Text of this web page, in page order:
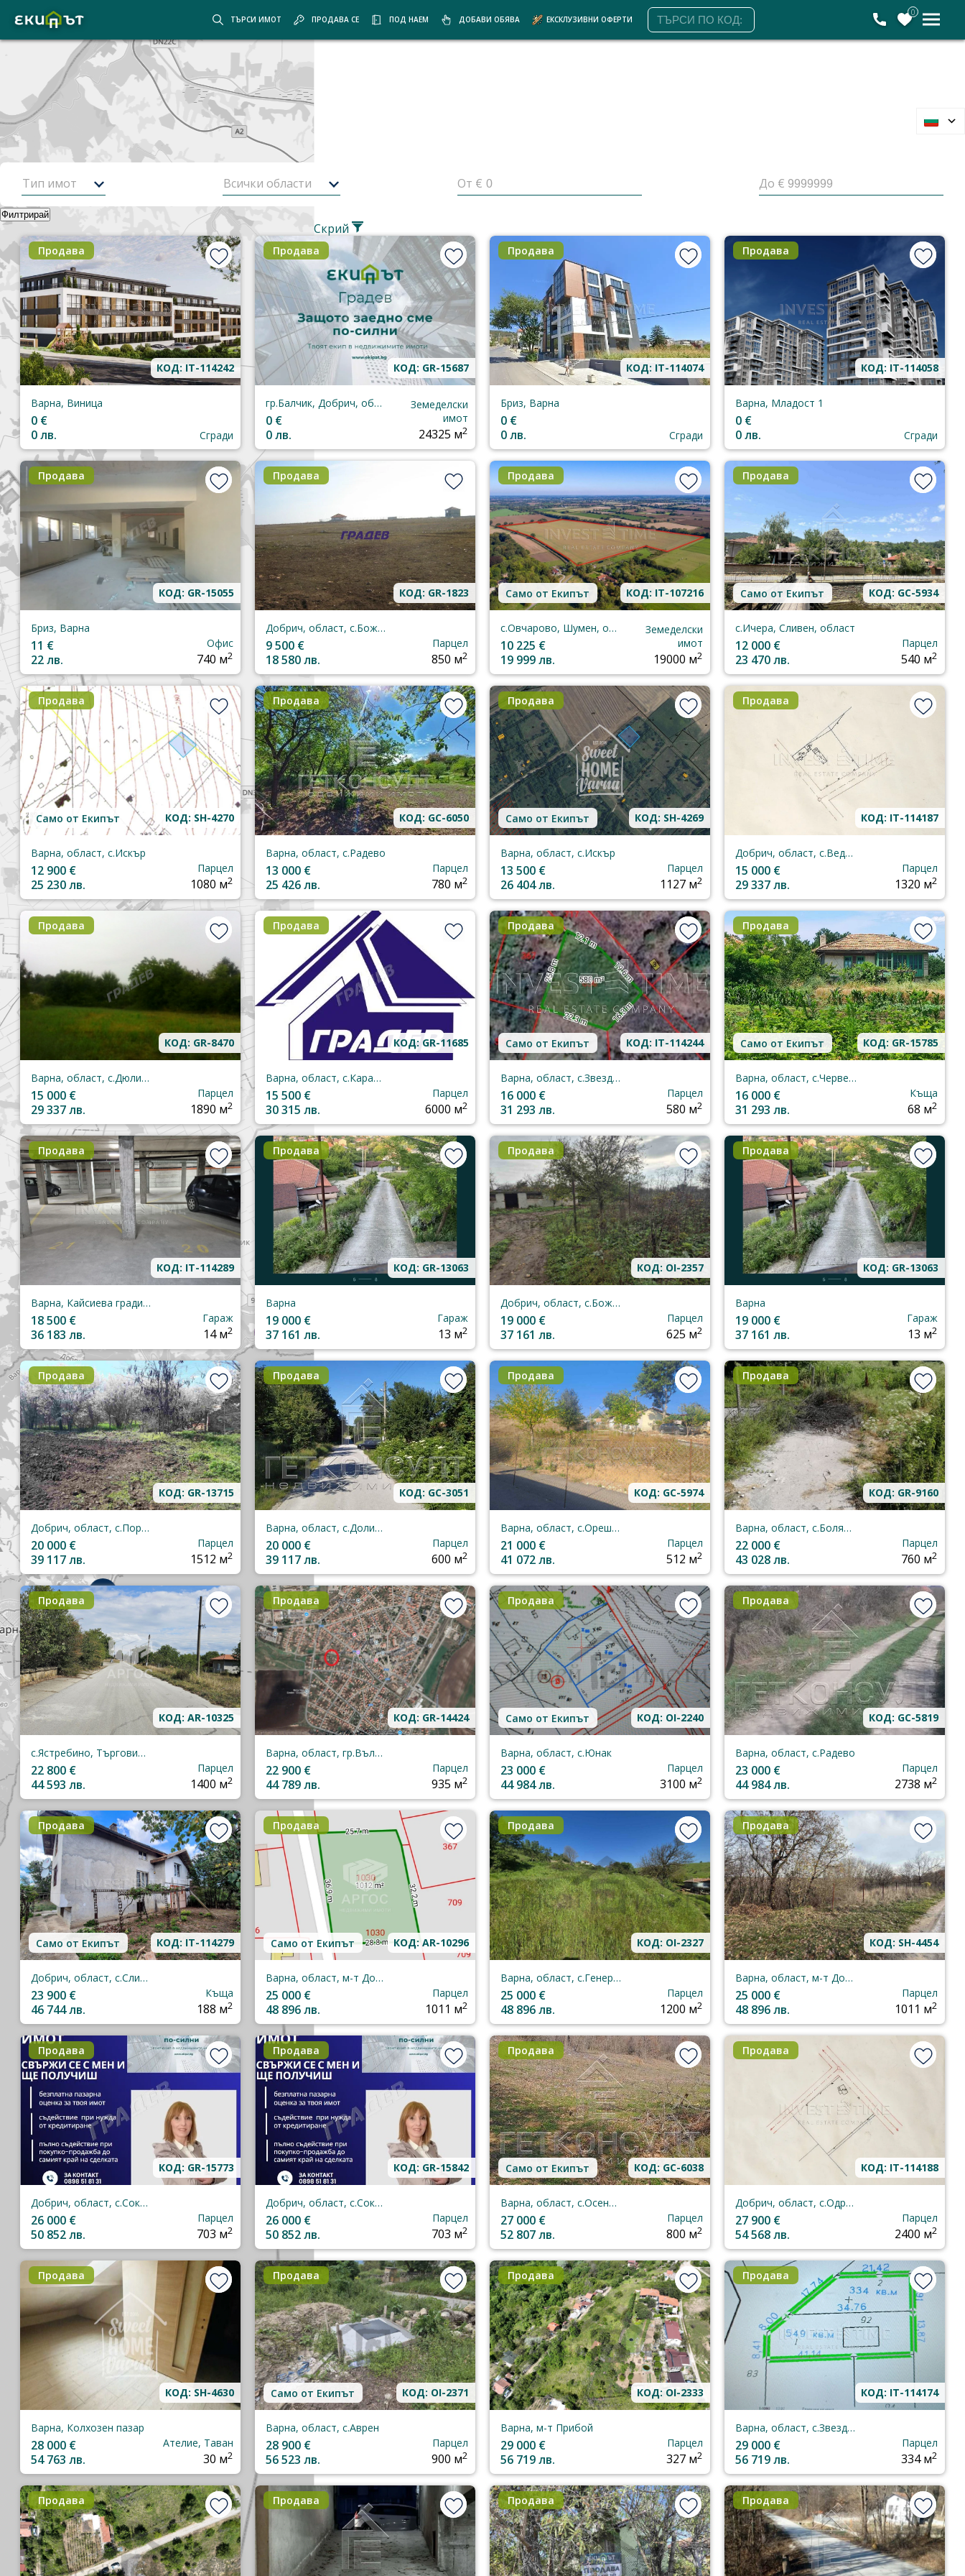
ТЪРСИ ИМОТ ПРОДАВА СЕ ПОД НАЕМ ДОБАВИ ОБЯВА ЕКСКЛУЗИВНИ ОФЕРТИ
0
7
Скрий картата
Начало
Оферти
315от 477имота
Оферти за имоти отЕкипът
Тип имот Всички области От € До €
Филтрирай
Корекция на търсенето Скрий
Продава
КОД: IT-114242
Варна, Виница
0 €
0 лв.
Сгради
Продава
КОД: GR-15687
гр.Балчик, Добрич, област
0 €
0 лв.
Земеделски
имот
24325 м2
Продава
КОД: IT-114074
Бриз, Варна
0 €
0 лв.
Сгради
Продава
КОД: IT-114058
Варна, Младост 1
0 €
0 лв.
Сгради
Продава
КОД: GR-15055
Бриз, Варна
11 €
22 лв.
Офис
740 м2
Продава
КОД: GR-1823
Добрич, област, с.Божурец
9 500 €
18 580 лв.
Парцел
850 м2
Продава
Само от Екипът КОД: IT-107216
с.Овчарово, Шумен, област
10 225 €
19 999 лв.
Земеделски
имот
19000 м2
Продава
Само от Екипът КОД: GC-5934
с.Ичера, Сливен, област
12 000 €
23 470 лв.
Парцел
540 м2
Продава
Само от Екипът КОД: SH-4270
Варна, област, с.Искър
12 900 €
25 230 лв.
Парцел
1080 м2
Продава
КОД: GC-6050
Варна, област, с.Радево
13 000 €
25 426 лв.
Парцел
780 м2
Продава
Само от Екипът КОД: SH-4269
Варна, област, с.Искър
13 500 €
26 404 лв.
Парцел
1127 м2
Продава
КОД: IT-114187
Добрич, област, с.Ведрина
15 000 €
29 337 лв.
Парцел
1320 м2
Продава
КОД: GR-8470
Варна, област, с.Дюлино
15 000 €
29 337 лв.
Парцел
1890 м2
Продава
КОД: GR-11685
Варна, област, с.Караманите
15 500 €
30 315 лв.
Парцел
6000 м2
Продава
Само от Екипът КОД: IT-114244
Варна, област, с.Звездица
16 000 €
31 293 лв.
Парцел
580 м2
Продава
Само от Екипът КОД: GR-15785
Варна, област, с.Червенци
16 000 €
31 293 лв.
Къща
68 м2
Продава
КОД: IT-114289
Варна, Кайсиева градина
18 500 €
36 183 лв.
Гараж
14 м2
Продава
КОД: GR-13063
Варна
19 000 €
37 161 лв.
Гараж
13 м2
Продава
КОД: OI-2357
Добрич, област, с.Божурец
19 000 €
37 161 лв.
Парцел
625 м2
Продава
КОД: GR-13063
Варна
19 000 €
37 161 лв.
Гараж
13 м2
Продава
КОД: GR-13715
Добрич, област, с.Поручик-Чунчево
20 000 €
39 117 лв.
Парцел
1512 м2
Продава
КОД: GC-3051
Варна, област, с.Долище
20 000 €
39 117 лв.
Парцел
600 м2
Продава
КОД: GC-5974
Варна, област, с.Орешак
21 000 €
41 072 лв.
Парцел
512 м2
Продава
КОД: GR-9160
Варна, област, с.Болярци
22 000 €
43 028 лв.
Парцел
760 м2
Продава
КОД: AR-10325
с.Ястребино, Търговище, област
22 800 €
44 593 лв.
Парцел
1400 м2
Продава
КОД: GR-14424
Варна, област, гр.Вълчидол
22 900 €
44 789 лв.
Парцел
935 м2
Продава
Само от Екипът КОД: OI-2240
Варна, област, с.Юнак
23 000 €
44 984 лв.
Парцел
3100 м2
Продава
КОД: GC-5819
Варна, област, с.Радево
23 000 €
44 984 лв.
Парцел
2738 м2
Продава
Само от Екипът КОД: IT-114279
Добрич, област, с.Сливенци
23 900 €
46 744 лв.
Къща
188 м2
Продава
Само от Екипът КОД: AR-10296
Варна, област, м-т Добрева Чешма
25 000 €
48 896 лв.
Парцел
1011 м2
Продава
КОД: OI-2327
Варна, област, с.Генерал-Кантарджиево
25 000 €
48 896 лв.
Парцел
1200 м2
Продава
КОД: SH-4454
Варна, област, м-т Добрева Чешма
25 000 €
48 896 лв.
Парцел
1011 м2
Продава
КОД: GR-15773
Добрич, област, с.Соколово
26 000 €
50 852 лв.
Парцел
703 м2
Продава
КОД: GR-15842
Добрич, област, с.Соколово
26 000 €
50 852 лв.
Парцел
703 м2
Продава
Само от Екипът КОД: GC-6038
Варна, област, с.Осеново
27 000 €
52 807 лв.
Парцел
800 м2
Продава
КОД: IT-114188
Добрич, област, с.Одринци
27 900 €
54 568 лв.
Парцел
2400 м2
Продава
КОД: SH-4630
Варна, Колхозен пазар
28 000 €
54 763 лв.
Ателие, Таван
30 м2
Продава
Само от Екипът КОД: OI-2371
Варна, област, с.Аврен
28 900 €
56 523 лв.
Парцел
900 м2
Продава
КОД: OI-2333
Варна, м-т Прибой
29 000 €
56 719 лв.
Парцел
327 м2
Продава
КОД: IT-114174
Варна, област, с.Звездица
29 000 €
56 719 лв.
Парцел
334 м2
Продава Продава Продава Продава